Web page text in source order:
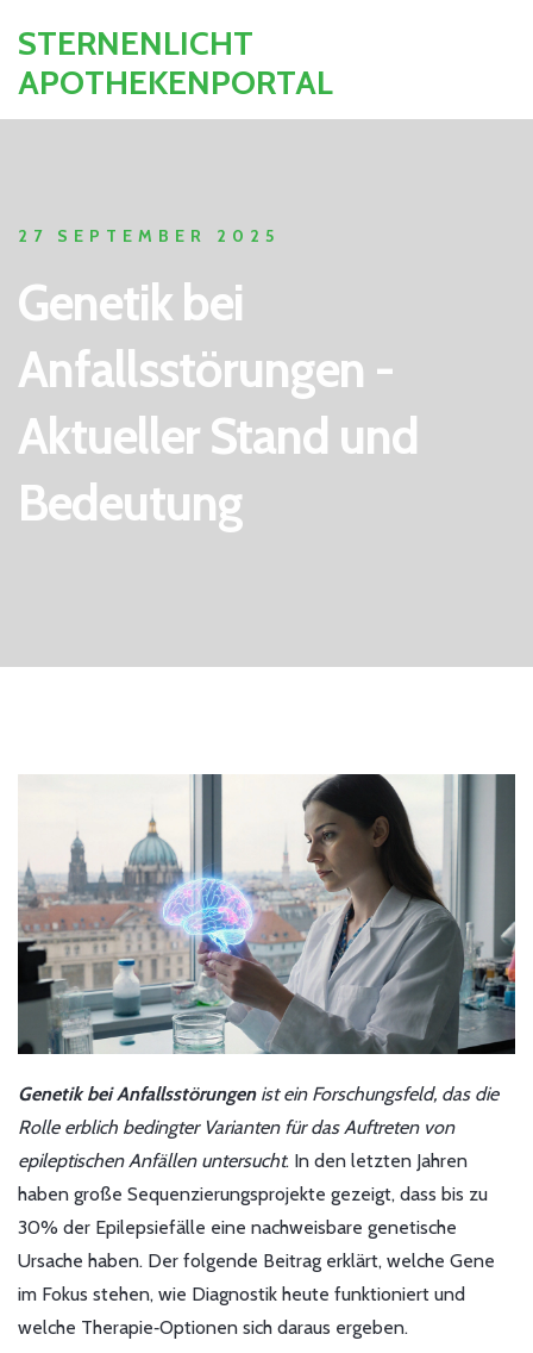
STERNENLICHT
APOTHEKENPORTAL
27 SEPTEMBER 2025
Genetik bei
Anfallsstörungen -
Aktueller Stand und
Bedeutung
Genetik bei Anfallsstörungenist ein Forschungsfeld, das die
Rolle erblich bedingter Varianten für das Auftreten von
epileptischen Anfällen untersucht. In den letzten Jahren
haben große Sequenzierungsprojekte gezeigt, dass bis zu
30% der Epilepsiefälle eine nachweisbare genetische
Ursache haben. Der folgende Beitrag erklärt, welche Gene
im Fokus stehen, wie Diagnostik heute funktioniert und
welche Therapie‑Optionen sich daraus ergeben.